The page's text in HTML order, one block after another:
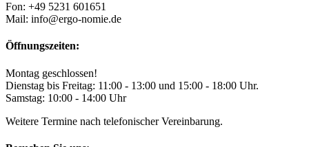
Fon: +49 5231 601651
Mail: info@ergo-nomie.de
Öffnungszeiten:
Montag geschlossen!
Dienstag bis Freitag: 11:00 - 13:00 und 15:00 - 18:00 Uhr.
Samstag: 10:00 - 14:00 Uhr
Weitere Termine nach telefonischer Vereinbarung.